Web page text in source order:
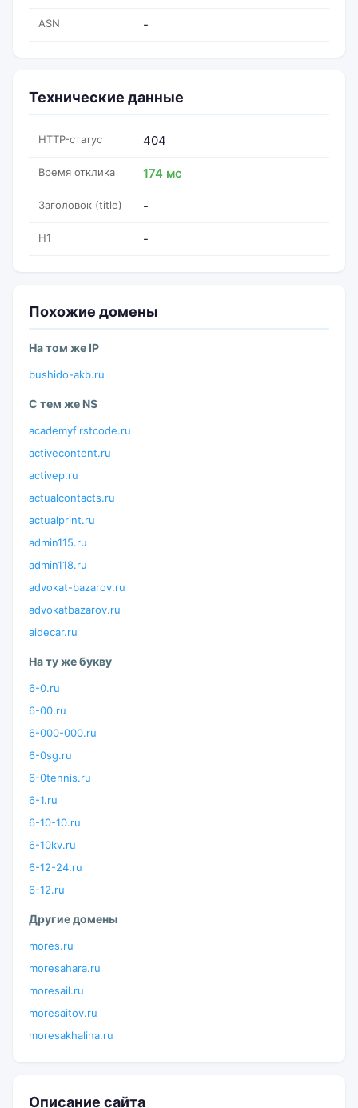
ASN -
Технические данные
HTTP-статус 404
Время отклика 174 мс
Заголовок (title) -
H1 -
Похожие домены
На том же IP
bushido-akb.ru
С тем же NS
academyfirstcode.ru
activecontent.ru
activep.ru
actualcontacts.ru
actualprint.ru
admin115.ru
admin118.ru
advokat-bazarov.ru
advokatbazarov.ru
aidecar.ru
На ту же букву
6-0.ru
6-00.ru
6-000-000.ru
6-0sg.ru
6-0tennis.ru
6-1.ru
6-10-10.ru
6-10kv.ru
6-12-24.ru
6-12.ru
Другие домены
mores.ru
moresahara.ru
moresail.ru
moresaitov.ru
moresakhalina.ru
Описание сайта